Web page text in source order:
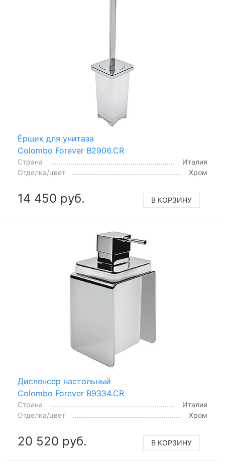
Ёршик для унитаза
Colombo Forever B2906.CR
Страна
Италия
Отделка/цвет
Хром
14 450 руб. В КОРЗИНУ
Диспенсер настольный
Colombo Forever B9334.CR
Страна
Италия
Отделка/цвет
Хром
20 520 руб. В КОРЗИНУ